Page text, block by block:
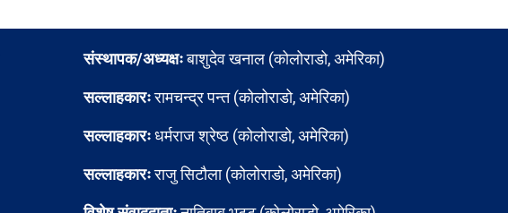
संस्थापक/अध्यक्षःबाशुदेव खनाल (कोलोराडो, अमेरिका)
सल्लाहकारःरामचन्द्र पन्त (कोलोराडो, अमेरिका)
सल्लाहकारःधर्मराज श्रेष्ठ (कोलोराडो, अमेरिका)
सल्लाहकारःराजु सिटौला (कोलोराडो, अमेरिका)